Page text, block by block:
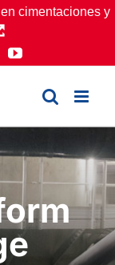
cimentaciones y
YouTube